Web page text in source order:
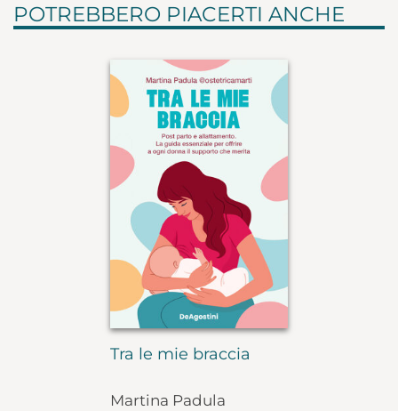
POTREBBERO PIACERTI ANCHE
Tra le mie braccia
Martina Padula